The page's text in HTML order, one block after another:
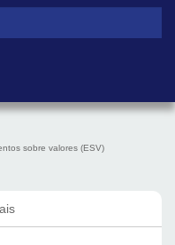
sobre valores (ESV)